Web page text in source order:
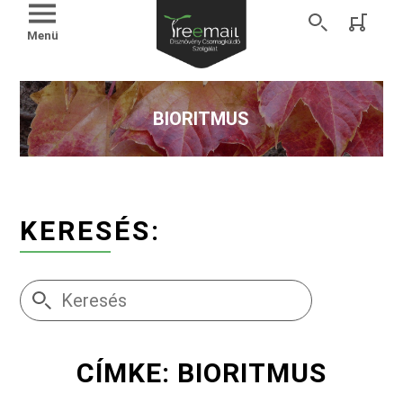
Menü
BIORITMUS
KERESÉS:
CÍMKE: BIORITMUS